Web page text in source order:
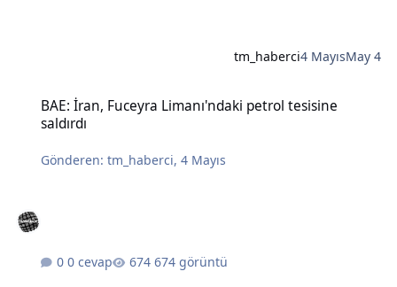
tm_haberci4 MayısMay 4
BAE: İran, Fuceyra Limanı'ndaki petrol tesisine
saldırdı
Gönderen:tm_haberci,4 Mayıs
0 cevap 674 görüntü